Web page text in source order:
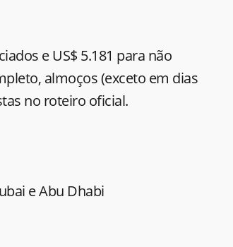
e US$ 5.181 para não
almoços (exceto em dias
no roteiro oficial.
e Abu Dhabi